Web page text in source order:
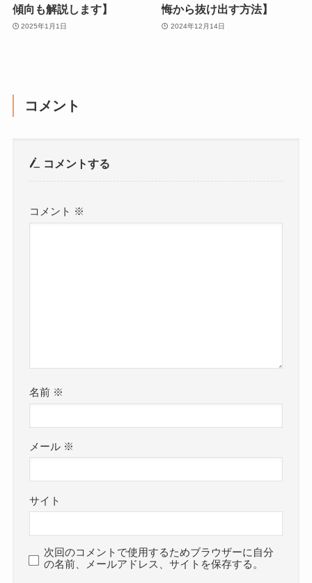
傾向も解説します】
2025年1月1日
悔から抜け出す方法】
2024年12月14日
コメント
コメントする
コメント ※
名前 ※
メール ※
サイト
次回のコメントで使用するためブラウザーに自分
の名前、メールアドレス、サイトを保存する。